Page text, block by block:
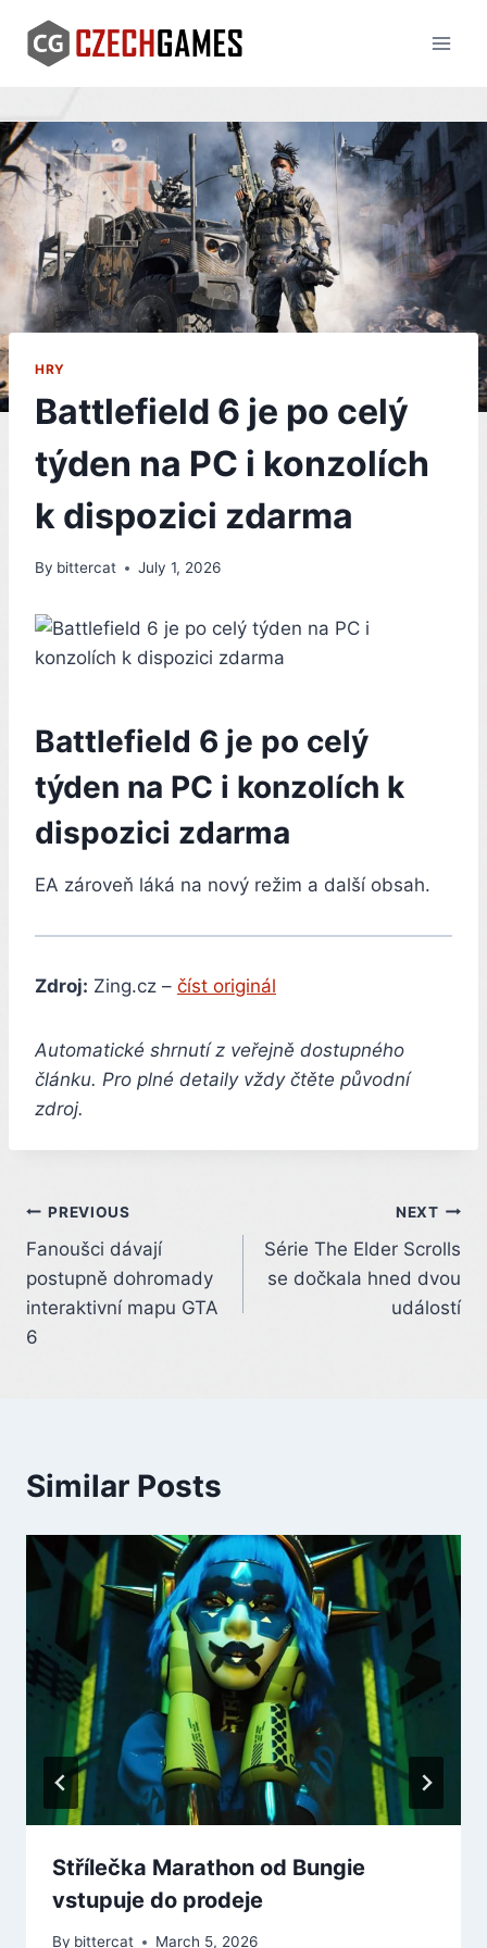
content
HRY
Battlefield 6 je po celý
týden na PC i konzolích
k dispozici zdarma
By bittercat July 1, 2026
Battlefield 6 je po celý
týden na PC i konzolích k
dispozici zdarma
EA zároveň láká na nový režim a další obsah.
Zdroj: Zing.cz – číst originál
Automatické shrnutí z veřejně dostupného
článku. Pro plné detaily vždy čtěte původní
zdroj.
Post
navigation
PREVIOUS
Fanoušci dávají
postupně dohromady
interaktivní mapu GTA
6
NEXT
Série The Elder Scrolls
se dočkala hned dvou
událostí
Similar Posts
Střílečka Marathon od Bungie
vstupuje do prodeje
By bittercat March 5, 2026